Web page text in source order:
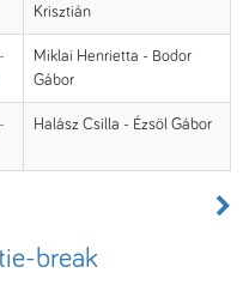
Krisztián
Miklai Henrietta - Bodor
Gábor
Halász Csilla - Ézsöl Gábor
break